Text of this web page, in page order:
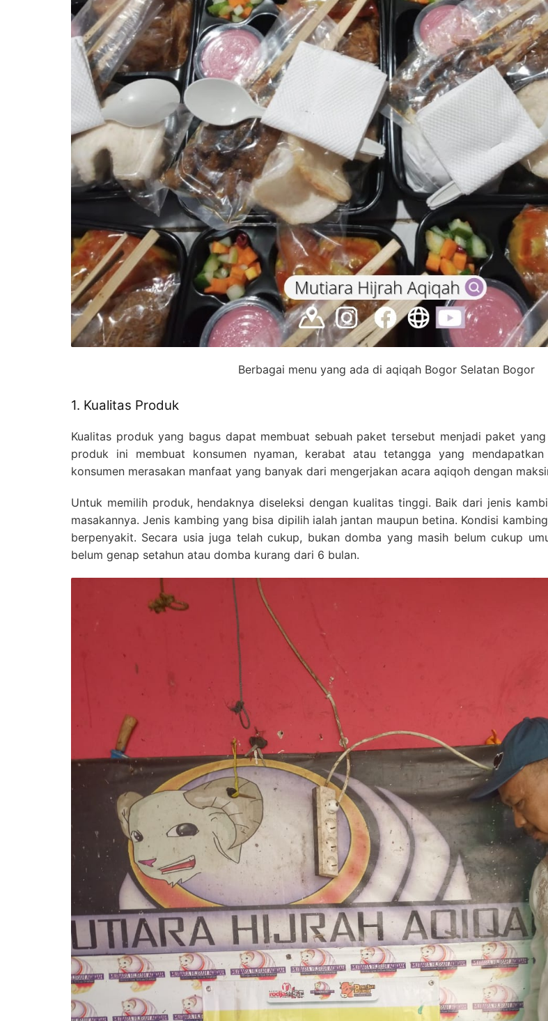
Berbagai menu yang ada di aqiqah Bogor Selatan Bogor
1. Kualitas Produk
Kualitas produk yang bagus dapat membuat sebuah paket tersebut menjadi paket
produk ini membuat konsumen nyaman, kerabat atau tetangga yang
konsumen merasakan manfaat yang banyak dari mengerjakan acara aqiqoh dengan
Untuk memilih produk, hendaknya diseleksi dengan kualitas tinggi. Baik dari jenis
masakannya. Jenis kambing yang bisa dipilih ialah jantan maupun betina. Kondisi
berpenyakit. Secara usia juga telah cukup, bukan domba yang masih belum cukup
belum genap setahun atau domba kurang dari 6 bulan.